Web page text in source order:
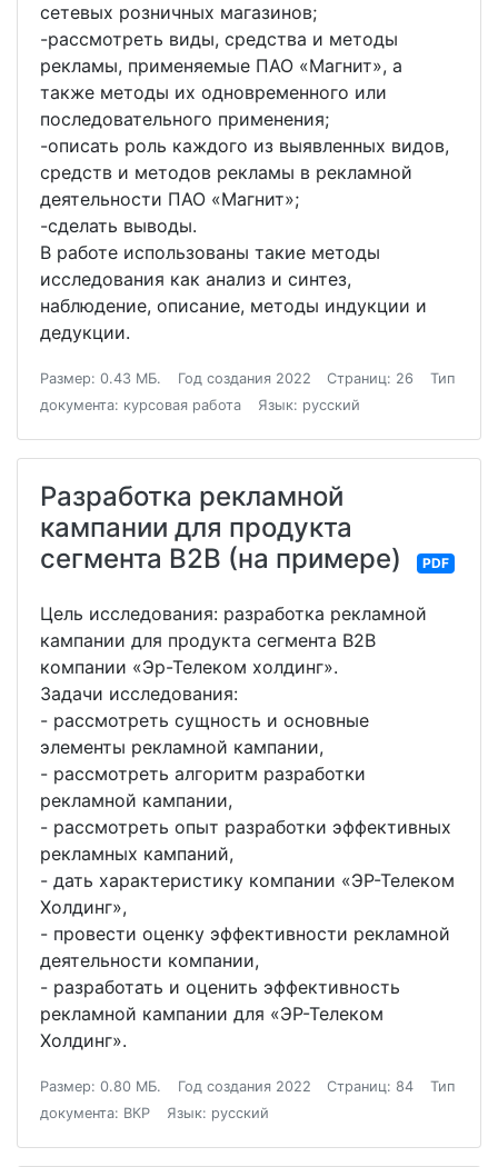
сетевых розничных магазинов;
-рассмотреть виды, средства и методы
рекламы, применяемые ПАО «Магнит», а
также методы их одновременного или
последовательного применения;
-описать роль каждого из выявленных видов,
средств и методов рекламы в рекламной
деятельности ПАО «Магнит»;
-сделать выводы.
В работе использованы такие методы
исследования как анализ и синтез,
наблюдение, описание, методы индукции и
дедукции.
Размер: 0.43 МБ. Год создания 2022 Страниц: 26
Тип
документа: курсовая работа
Язык: русский
Разработка рекламной
кампании для продукта
сегмента B2B (на примере)
PDF
Цель исследования: разработка рекламной
кампании для продукта сегмента B2B
компании «Эр-Телеком холдинг».
Задачи исследования:
- рассмотреть сущность и основные
элементы рекламной кампании,
- рассмотреть алгоритм разработки
рекламной кампании,
- рассмотреть опыт разработки эффективных
рекламных кампаний,
- дать характеристику компании «ЭР-Телеком
Холдинг»,
- провести оценку эффективности рекламной
деятельности компании,
- разработать и оценить эффективность
рекламной кампании для «ЭР-Телеком
Холдинг».
Размер: 0.80 МБ. Год создания 2022 Страниц: 84
Тип
документа: ВКР
Язык: русский